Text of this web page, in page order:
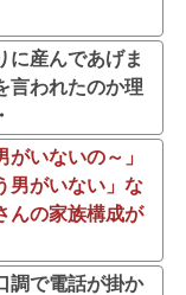
に産んであげま
言われたのか理
いないの～」
男がいない」な
んの家族構成が
調で電話が掛か